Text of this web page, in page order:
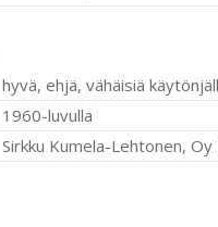
hyvä, ehjä, vähäisiä
1960-luvulla
Sirkku Kumela-Lehtonen, Oy